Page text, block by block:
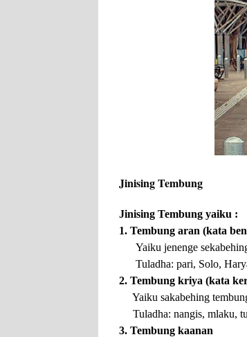
Jinising Tembung
Jinising Tembung yaiku :
1. Tembung aran (kata
Yaiku jenenge
Tuladha: pari, Solo,
2. Tembung kriya (kata
Yaiku sakabehing
Tuladha: nangis, mlaku,
3. Tembung kaanan